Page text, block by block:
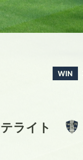
WIN
ライト